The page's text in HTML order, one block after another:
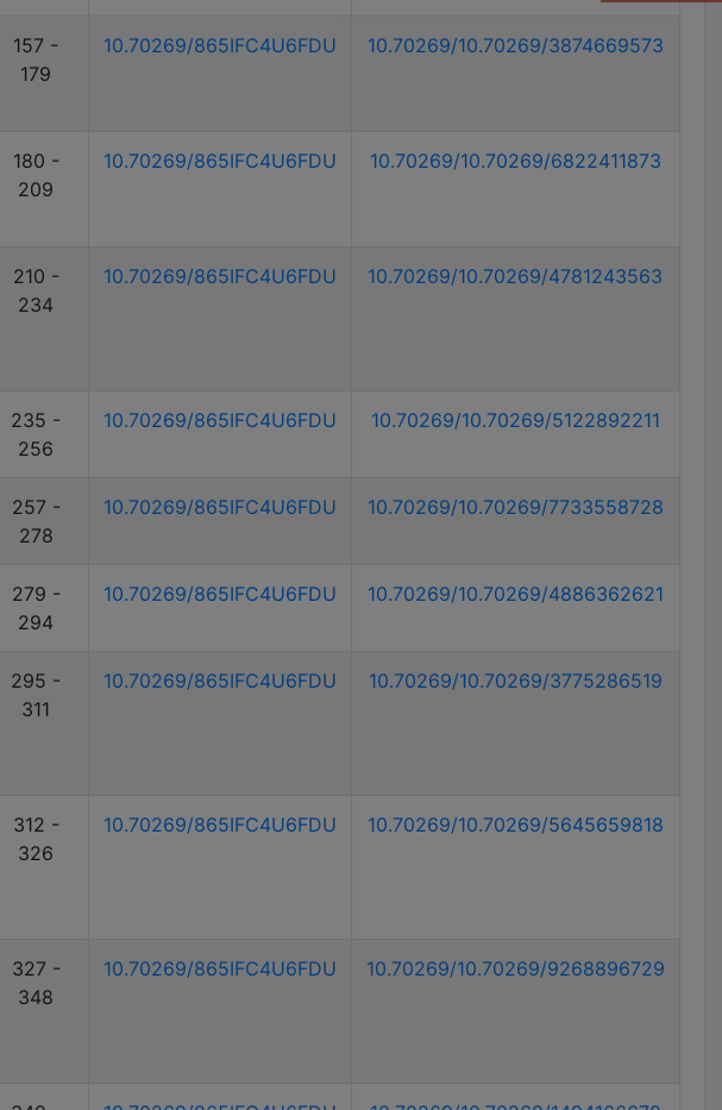
157 -
179
10.70269/865IFC4U6FDU 10.70269/10.70269/3874669573
180 -
209
10.70269/865IFC4U6FDU 10.70269/10.70269/6822411873
210 -
234
10.70269/865IFC4U6FDU 10.70269/10.70269/4781243563
235 -
256
10.70269/865IFC4U6FDU 10.70269/10.70269/5122892211
257 -
278
10.70269/865IFC4U6FDU 10.70269/10.70269/7733558728
279 -
294
10.70269/865IFC4U6FDU 10.70269/10.70269/4886362621
295 -
311
10.70269/865IFC4U6FDU 10.70269/10.70269/3775286519
312 -
326
10.70269/865IFC4U6FDU 10.70269/10.70269/5645659818
327 -
348
10.70269/865IFC4U6FDU 10.70269/10.70269/9268896729